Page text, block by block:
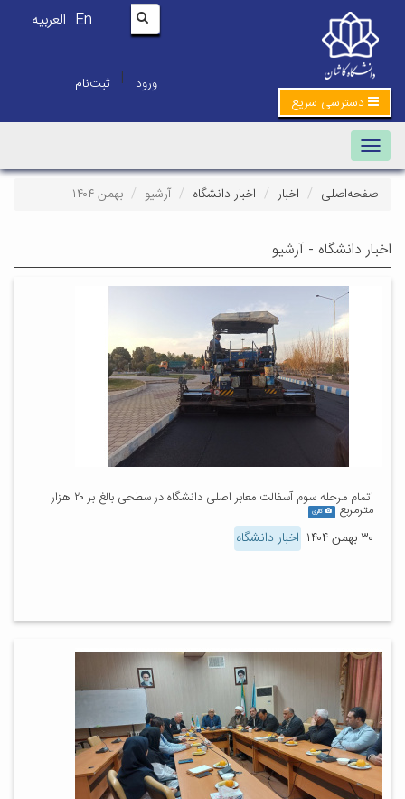
En العربیه
ورود | ثبت‌نام
دسترسی سریع
Toggle navigation
صفحه‌اصلی اخبار اخبار دانشگاه آرشیو بهمن ۱۴۰۴
اخبار دانشگاه - آرشیو
اتمام مرحله سوم آسفالت معابر اصلی دانشگاه در سطحی بالغ بر ۲۰ هزار
مترمربع گالری
۳۰ بهمن ۱۴۰۴ اخبار دانشگاه